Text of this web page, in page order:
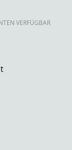
VERFÜGBAR